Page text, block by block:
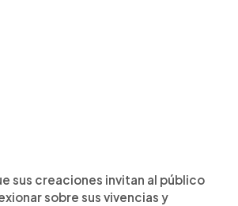
sus creaciones invitan al público
sobre sus vivencias y